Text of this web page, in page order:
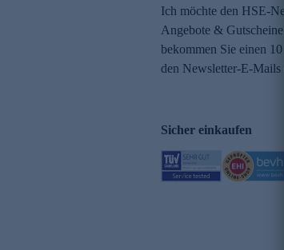
Ich möchte den HSE-
Angebote &
bekommen Sie einen
den Newsletter-E-
Sicher einkaufen